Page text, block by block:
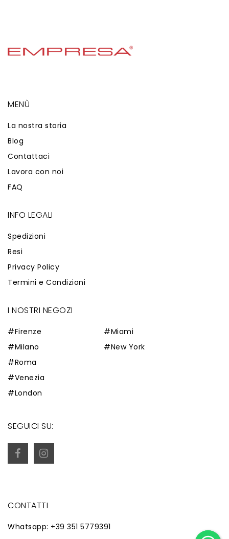
MENÙ
La nostra storia
Blog
Contattaci
Lavora con noi
FAQ
INFO LEGALI
Spedizioni
Resi
Privacy Policy
Termini e Condizioni
I NOSTRI NEGOZI
#Firenze
#Milano
#Roma
#Venezia
#London
#Miami
#New York
SEGUICI SU:
CONTATTI
Whatsapp: +39 351 5779391